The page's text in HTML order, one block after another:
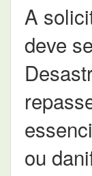
A
deve
ou